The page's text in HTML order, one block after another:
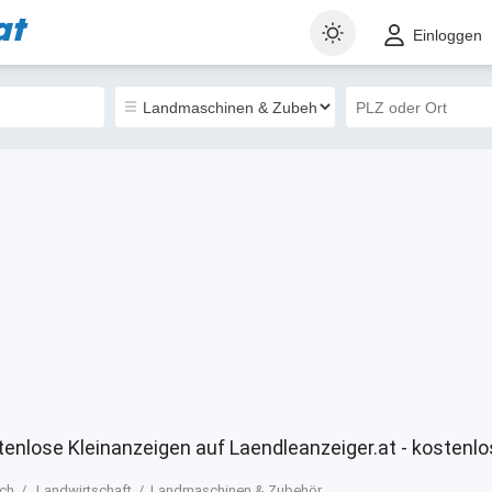
Einloggen
Kleinanzeigen auf Laendleanzeiger.at -